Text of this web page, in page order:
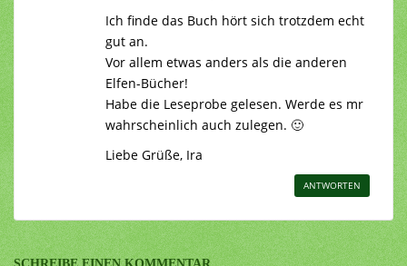
Ich finde das Buch hört sich trotzdem echt
gut an.
Vor allem etwas anders als die anderen
Elfen-Bücher!
Habe die Leseprobe gelesen. Werde es mr
wahrscheinlich auch zulegen. 🙂
Liebe Grüße, Ira
ANTWORTEN